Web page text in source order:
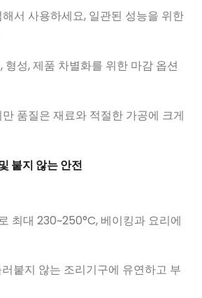
서 사용하세요, 일관된 성능을 위한
성, 제품 차별화를 위한 마감 옵션
품질은 재료와 적절한 가공에 크게
붙지 않는 안전
최대 230~250°C, 베이킹과 요리에
붙지 않는 조리기구에 유연하고 부